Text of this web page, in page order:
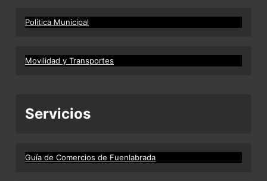
Política Municipal
Movilidad y Transportes
Servicios
Guía de Comercios de Fuenlabrada